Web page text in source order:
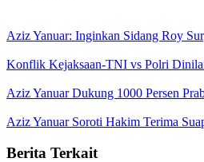
Aziz Yanuar: Inginkan Sidang Roy
Konflik Kejaksaan-TNI vs Polri
Aziz Yanuar Dukung 1000 Persen
Aziz Yanuar Soroti Hakim Terima
Berita Terkait